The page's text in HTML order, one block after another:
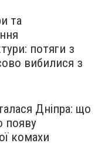
та
потяги з
вибилися з
Дніпра: що
появу
комахи